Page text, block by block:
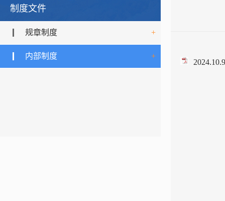
制度文件
规章制度 +
内部制度 +